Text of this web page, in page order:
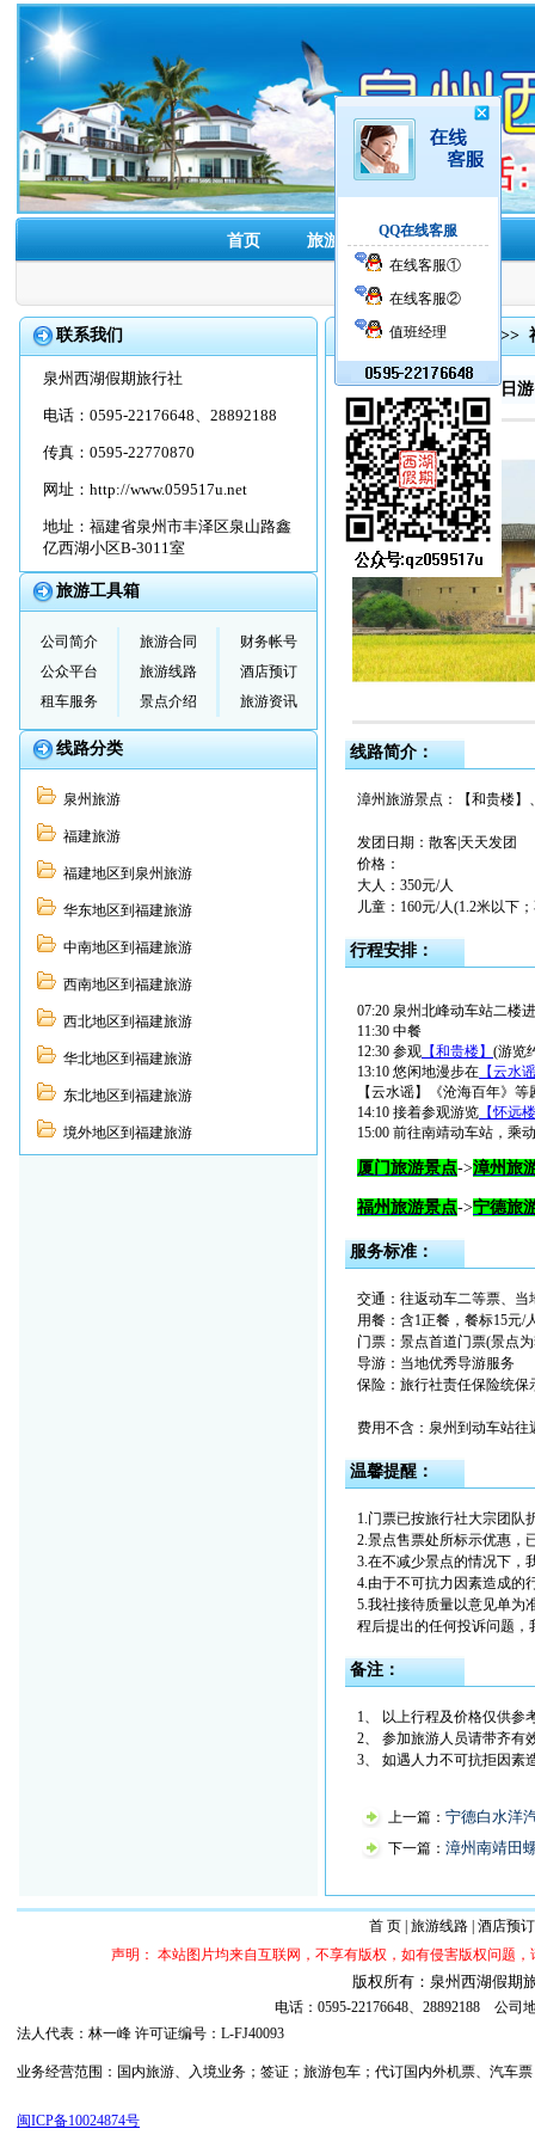
QQ在线客服
在线客服①
在线客服②
值班经理
首页 旅游线路 酒店预订
联系我们
泉州西湖假期旅行社
电话：0595-22176648、28892188
传真：0595-22770870
网址： http://www.059517u.net
地址：福建省泉州市丰泽区泉山路鑫
亿西湖小区B-3011室
旅游工具箱
公司简介 旅游合同
财务帐号
公众平台
旅游线路
酒店预订
租车服务
景点介绍 旅游资讯
线路分类
泉州旅游
福建旅游
福建地区到泉州旅游
华东地区到福建旅游
中南地区到福建旅游
西南地区到福建旅游
西北地区到福建旅游
华北地区到福建旅游
东北地区到福建旅游
境外地区到福建旅游
首页>>旅游线路 >>
漳州南靖土楼动车一日
线路简介：
漳州旅游景点：【和贵楼
发团日期：散客|天天发团
价格：
大人：350元/人
儿童：160元/人(1.2米以下
行程安排：
07:20 泉州北峰动车站二楼
11:30 中餐
12:30 参观 【和贵楼】 (游览
13:10 悠闲地漫步在 【云水
【云水谣】《沧海百年》
14:10 接着参观游览 【怀远
15:00 前往南靖动车站，乘
厦门旅游景点->漳州旅
福州旅游景点->宁德旅
服务标准：
交通：往返动车二等票、当
用餐：含1正餐，餐标15元/
门票：景点首道门票(景点
导游：当地优秀导游服务
保险：旅行社责任保险统保
费用不含：泉州到动车站往
温馨提醒：
1.门票已按旅行社大宗团队
2.景点售票处所标示优惠，
3.在不减少景点的情况下，
4.由于不可抗力因素造成的
5.我社接待质量以意见单为
程后提出的任何投诉问题，
备注：
1、 以上行程及价格仅供参
2、 参加旅游人员请带齐有
3、 如遇人力不可抗拒因素
上一篇： 宁德白水洋
下一篇： 漳州南靖田
首 页| 旅游线路| 酒店预订
声明： 本站图片均来自互联网，不享有版权，如有侵害版权问题
版权所有：泉州西湖假
电话：0595-22176648、28892188 公
法人代表：林一峰 许可证编号：L-FJ40093
业务经营范围：国内旅游、入境业务；签证；旅游包车；代订国内外机票、汽
闽ICP备10024874号